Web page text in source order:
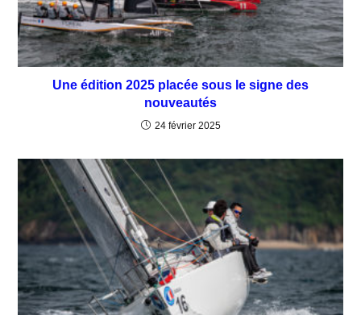
Une édition 2025 placée sous le signe des
nouveautés
24 février 2025